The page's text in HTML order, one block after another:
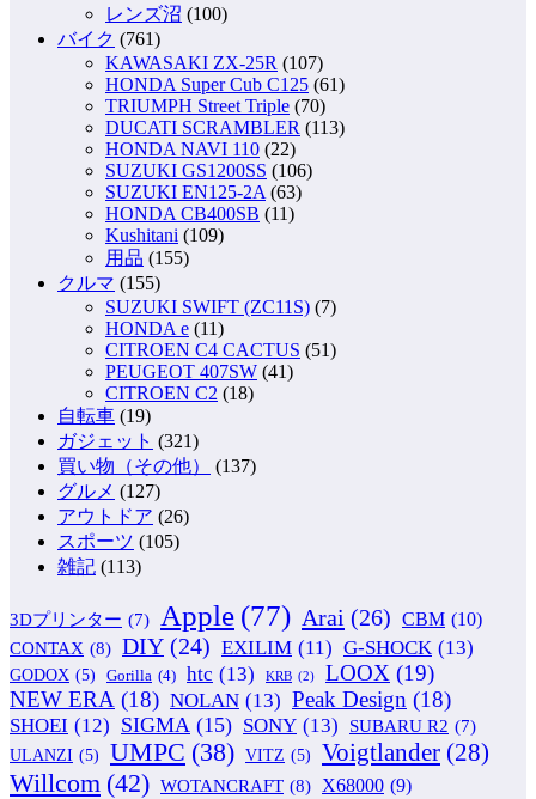
レンズ沼 (100)
バイク (761)
KAWASAKI ZX-25R (107)
HONDA Super Cub C125 (61)
TRIUMPH Street Triple (70)
DUCATI SCRAMBLER (113)
HONDA NAVI 110 (22)
SUZUKI GS1200SS (106)
SUZUKI EN125-2A (63)
HONDA CB400SB (11)
Kushitani (109)
用品 (155)
クルマ (155)
SUZUKI SWIFT (ZC11S) (7)
HONDA e (11)
CITROEN C4 CACTUS (51)
PEUGEOT 407SW (41)
CITROEN C2 (18)
自転車 (19)
ガジェット (321)
買い物（その他）
(137)
グルメ (127)
アウトドア (26)
スポーツ (105)
雑記 (113)
3Dプリンター (7) Apple (77) Arai (26) CBM (10)
CONTAX (8) DIY (24) EXILIM (11) G-SHOCK (13)
GODOX (5) Gorilla (4) htc (13) KRB (2) LOOX (19)
NEW ERA (18) NOLAN (13) Peak Design (18)
SHOEI (12) SIGMA (15) SONY (13) SUBARU R2 (7)
ULANZI (5) UMPC (38) VITZ (5) Voigtlander (28)
Willcom (42) WOTANCRAFT (8) X68000 (9)